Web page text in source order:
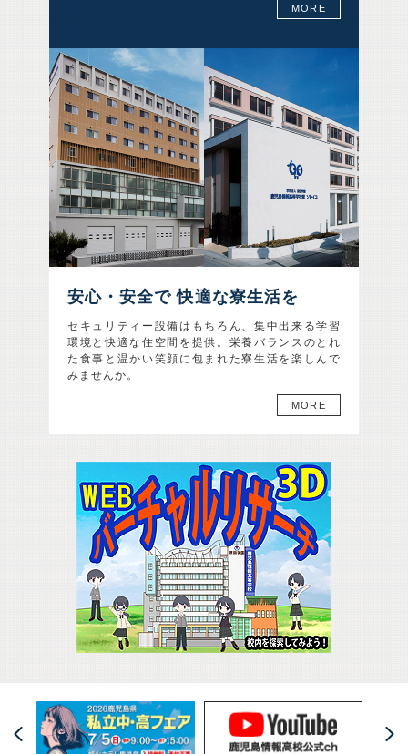
MORE
安心・安全で 快適な寮生活を
セキュリティー設備はもちろん、集中出来る学習
環境と快適な住空間を提供。栄養バランスのとれ
た食事と温かい笑顔に包まれた寮生活を楽しんで
みませんか。
MORE